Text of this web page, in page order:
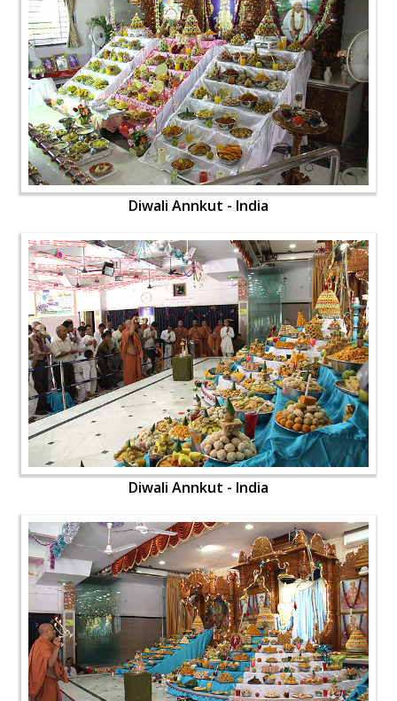
Diwali Annkut - India
Diwali Annkut - India